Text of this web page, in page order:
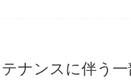
ナンスに伴う